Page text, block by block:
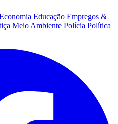
Educação Empregos &
Meio Ambiente Polícia Política